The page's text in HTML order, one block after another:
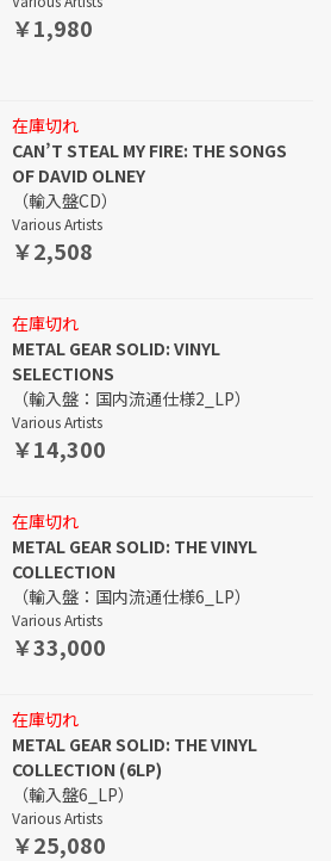
￥1,980
在庫切れ
CAN’T STEAL MY FIRE: THE SONGS
OF DAVID OLNEY
（輸入盤CD）
Various Artists
￥2,508
在庫切れ
METAL GEAR SOLID: VINYL
SELECTIONS
（輸入盤：国内流通仕様2_LP）
Various Artists
￥14,300
在庫切れ
METAL GEAR SOLID: THE VINYL
COLLECTION
（輸入盤：国内流通仕様6_LP）
Various Artists
￥33,000
在庫切れ
METAL GEAR SOLID: THE VINYL
COLLECTION (6LP)
（輸入盤6_LP）
Various Artists
￥25,080